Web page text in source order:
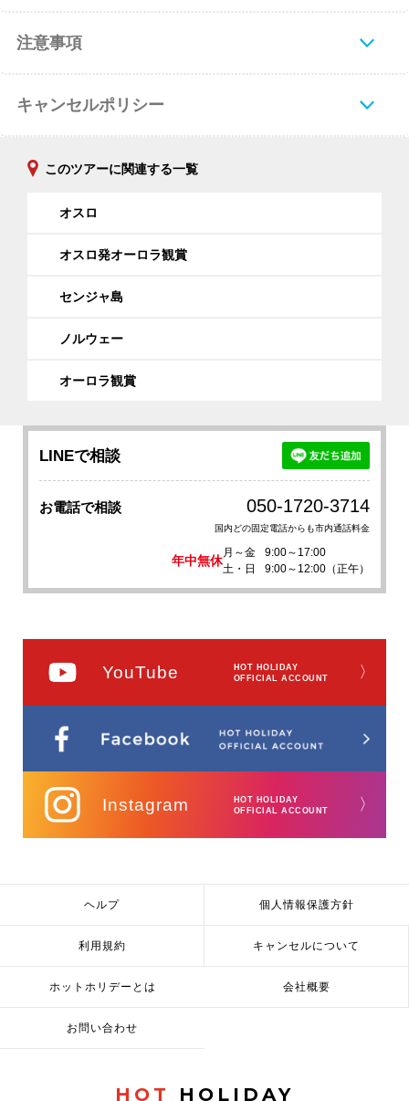
注意事項
キャンセルポリシー
このツアーに関連する一覧
オスロ
オスロ発オーロラ観賞
センジャ島
ノルウェー
オーロラ観賞
LINEで相談
お電話で相談 050-1720-3714
国内どの固定電話からも市内通話料金
年中無休
月～金
9:00～17:00
土・日
9:00～12:00（正午）
YouTube
HOT HOLIDAY
OFFICIAL ACCOUNT
〉
Instagram
HOT HOLIDAY
OFFICIAL ACCOUNT
〉
ヘルプ 個人情報保護方針
利用規約 キャンセルについて
ホットホリデーとは 会社概要
お問い合わせ
HOT HOLIDAY